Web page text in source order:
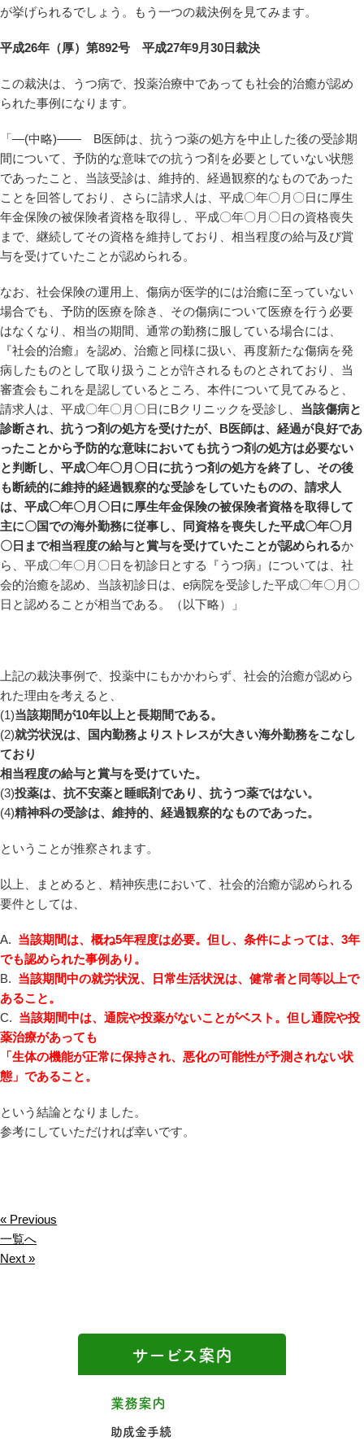
が挙げられるでしょう。もう一つの裁決例を見てみます。
平成26年（厚）第892号 平成27年9月30日裁決
この裁決は、うつ病で、投薬治療中であっても社会的治癒が認め
られた事例になります。
「—(中略)—— B医師は、抗うつ薬の処方を中止した後の受診期
間について、予防的な意味での抗うつ剤を必要としていない状態
であったこと、当該受診は、維持的、経過観察的なものであった
ことを回答しており、さらに請求人は、平成〇年〇月〇日に厚生
年金保険の被保険者資格を取得し、平成〇年〇月〇日の資格喪失
まで、継続してその資格を維持しており、相当程度の給与及び賞
与を受けていたことが認められる。
なお、社会保険の運用上、傷病が医学的には治癒に至っていない
場合でも、予防的医療を除き、その傷病について医療を行う必要
はなくなり、相当の期間、通常の勤務に服している場合には、
『社会的治癒』を認め、治癒と同様に扱い、再度新たな傷病を発
病したものとして取り扱うことが許されるものとされており、当
審査会もこれを是認しているところ、本件について見てみると、
請求人は、平成〇年〇月〇日にBクリニックを受診し、 当該傷病と
診断され、抗うつ剤の処方を受けたが、B医師は、経過が良好であ
ったことから予防的な意味においても抗うつ剤の処方は必要ない
と判断し、平成〇年〇月〇日に抗うつ剤の処方を終了し、その後
も断続的に維持的経過観察的な受診をしていたものの、請求人
は、平成〇年〇月〇日に厚生年金保険の被保険者資格を取得して
主に〇国での海外勤務に従事し、同資格を喪失した平成〇年〇月
〇日まで相当程度の給与と賞与を受けていたことが認められるか
ら、平成〇年〇月〇日を初診日とする『うつ病』については、社
会的治癒を認め、当該初診日は、e病院を受診した平成〇年〇月〇
日と認めることが相当である。（以下略）」
上記の裁決事例で、投薬中にもかかわらず、社会的治癒が認めら
れた理由を考えると、
(1)当該期間が10年以上と長期間である。
(2)就労状況は、国内勤務よりストレスが大きい海外勤務をこなし
ており
相当程度の給与と賞与を受けていた。
(3)投薬は、抗不安薬と睡眠剤であり、抗うつ薬ではない。
(4)精神科の受診は、維持的、経過観察的なものであった。
ということが推察されます。
以上、まとめると、精神疾患において、社会的治癒が認められる
要件としては、
A. 当該期間は、概ね5年程度は必要。但し、条件によっては、3年
でも認められた事例あり。
B. 当該期間中の就労状況、日常生活状況は、健常者と同等以上で
あること。
C. 当該期間中は、通院や投薬がないことがベスト。但し通院や投
薬治療があっても
「生体の機能が正常に保持され、悪化の可能性が予測されない状
態」であること。
という結論となりました。
参考にしていただければ幸いです。
« Previous
一覧へ
Next »
サービス案内
業務案内
助成金手続